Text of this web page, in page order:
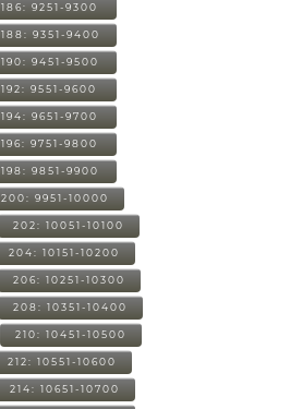
186: 9251-9300
188: 9351-9400
190: 9451-9500
192: 9551-9600
194: 9651-9700
196: 9751-9800
198: 9851-9900
200: 9951-10000
202: 10051-10100
204: 10151-10200
206: 10251-10300
208: 10351-10400
210: 10451-10500
212: 10551-10600
214: 10651-10700